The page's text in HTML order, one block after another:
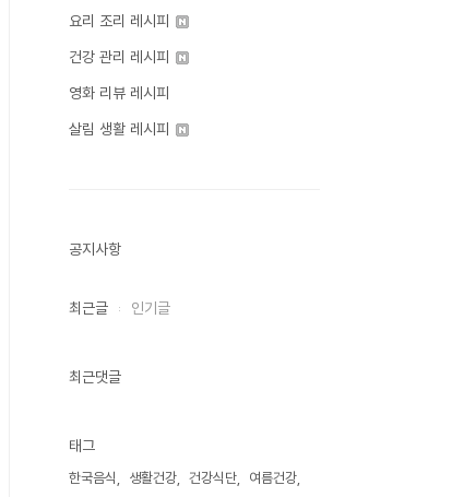
요리 조리 레시피
건강 관리 레시피
영화 리뷰 레시피
살림 생활 레시피
공지사항
최근글 인기글
최근댓글
태그
한국음식 생활건강 건강식단
여름건강